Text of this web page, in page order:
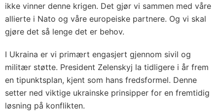
ikke vinner denne krigen. Det gjør vi sammen med våre
allierte i Nato og våre europeiske partnere. Og vi skal
gjøre det så lenge det er behov.
I Ukraina er vi primært engasjert gjennom sivil og
militær støtte. President Zelenskyj la tidligere i år frem
en tipunktsplan, kjent som hans fredsformel. Denne
setter ned viktige ukrainske prinsipper for en fremtidig
løsning på konflikten.